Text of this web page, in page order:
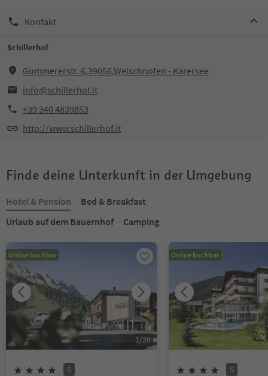
Kontakt
Schillerhof
Gummererstr. 6,39056,Welschnofen - Karersee
info@schillerhof.it
+39 340 4839853
http://www.schillerhof.it
Finde deine Unterkunft in der Umgebung
Hotel & Pension
Bed & Breakfast
Urlaub auf dem Bauernhof
Camping
Online buchbar
1/20
S
Online buchbar
S